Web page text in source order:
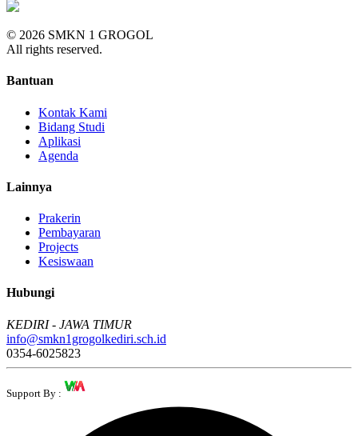
© 2026 SMKN 1 GROGOL
All rights reserved.
Bantuan
Kontak Kami
Bidang Studi
Aplikasi
Agenda
Lainnya
Prakerin
Pembayaran
Projects
Kesiswaan
Hubungi
KEDIRI - JAWA TIMUR
info@smkn1grogolkediri.sch.id
0354-6025823
Support By :